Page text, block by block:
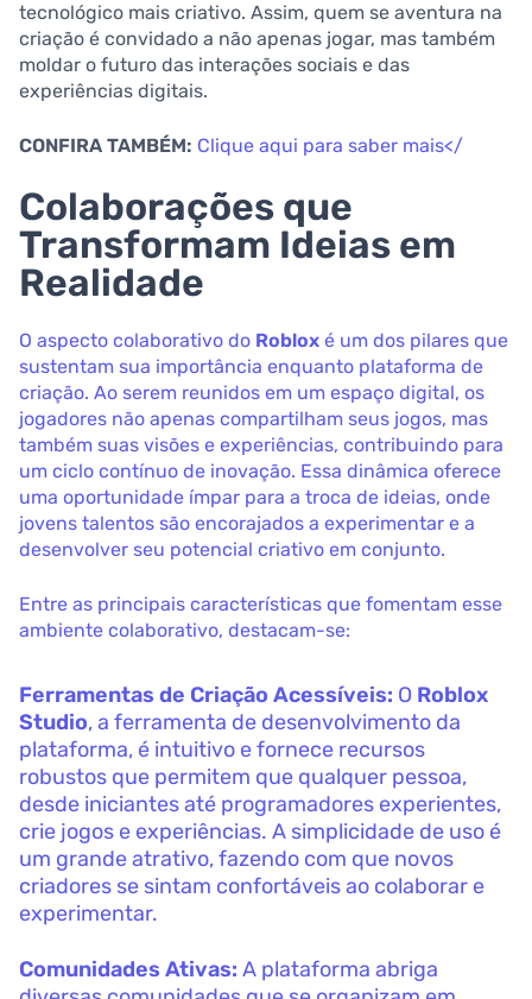
tecnológico mais criativo. Assim, quem se aventura na
criação é convidado a não apenas jogar, mas também
moldar o futuro das interações sociais e das
experiências digitais.
CONFIRA TAMBÉM: Clique aqui para saber mais</
Colaborações que
Transformam Ideias em
Realidade
O aspecto colaborativo do Roblox é um dos pilares que
sustentam sua importância enquanto plataforma de
criação. Ao serem reunidos em um espaço digital, os
jogadores não apenas compartilham seus jogos, mas
também suas visões e experiências, contribuindo para
um ciclo contínuo de inovação. Essa dinâmica oferece
uma oportunidade ímpar para a troca de ideias, onde
jovens talentos são encorajados a experimentar e a
desenvolver seu potencial criativo em conjunto.
Entre as principais características que fomentam esse
ambiente colaborativo, destacam-se:
Ferramentas de Criação Acessíveis: O Roblox
Studio, a ferramenta de desenvolvimento da
plataforma, é intuitivo e fornece recursos
robustos que permitem que qualquer pessoa,
desde iniciantes até programadores experientes,
crie jogos e experiências. A simplicidade de uso é
um grande atrativo, fazendo com que novos
criadores se sintam confortáveis ao colaborar e
experimentar.
Comunidades Ativas: A plataforma abriga